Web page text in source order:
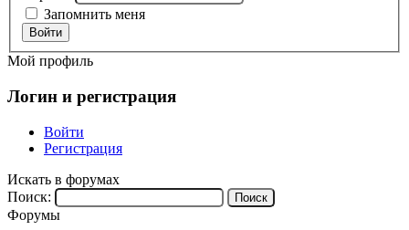
Запомнить меня
Войти
Мой профиль
Логин и регистрация
Войти
Регистрация
Искать в форумах
Поиск:
Форумы